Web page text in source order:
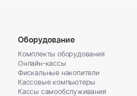
Оборудование
Комплекты оборудования
Онлайн-кассы
Фискальные накопители
Кассовые компьютеры
Кассы самообслуживания